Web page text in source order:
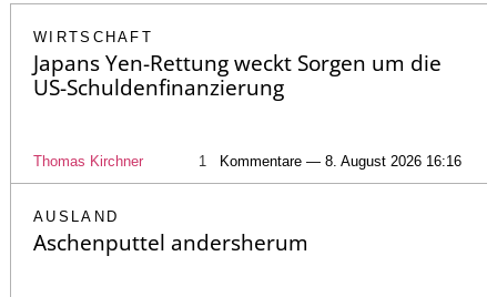
WIRTSCHAFT
Japans Yen-Rettung weckt Sorgen um die
US-Schuldenfinanzierung
Thomas Kirchner 1 Kommentare — 8. August 2026 16:16
AUSLAND
Aschenputtel andersherum